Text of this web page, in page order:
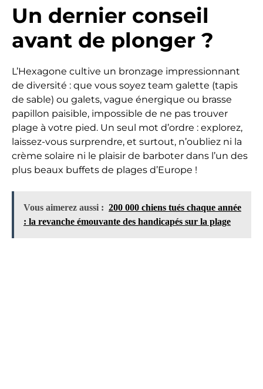
Un dernier conseil
avant de plonger ?
L’Hexagone cultive un bronzage impressionnant
de diversité : que vous soyez team galette (tapis
de sable) ou galets, vague énergique ou brasse
papillon paisible, impossible de ne pas trouver
plage à votre pied. Un seul mot d’ordre : explorez,
laissez-vous surprendre, et surtout, n’oubliez ni la
crème solaire ni le plaisir de barboter dans l’un des
plus beaux buffets de plages d’Europe !
Vous aimerez aussi : 200 000 chiens tués chaque année
: la revanche émouvante des handicapés sur la plage